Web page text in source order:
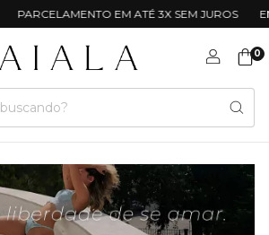
PARCELAMENTO EM ATÉ 3X SEM JUROS
0